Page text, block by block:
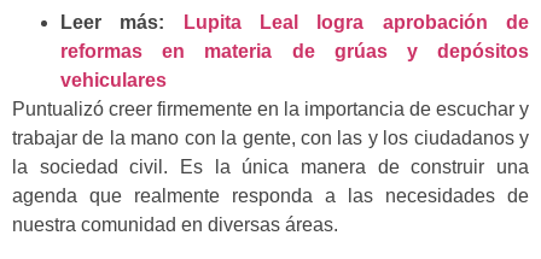
Leer más:
Lupita Leal logra aprobación de
reformas en materia de grúas y depósitos
vehiculares
Puntualizó creer firmemente en la importancia de escuchar y
trabajar de la mano con la gente, con las y los ciudadanos y
la sociedad civil. Es la única manera de construir una
agenda que realmente responda a las necesidades de
nuestra comunidad en diversas áreas.